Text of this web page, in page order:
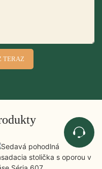
TERAZ